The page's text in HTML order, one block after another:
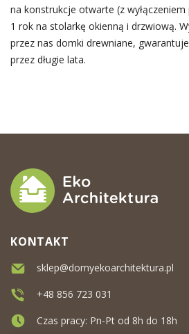
na konstrukcje otwarte (z
1 rok na stolarkę okienną i drzwiową.
przez nas domki drewniane,
przez długie lata.
KONTAKT
sklep@domyekoarchitektura.pl
+48 856 723 031
Czas pracy: Pn-Pt od 8h do 18h